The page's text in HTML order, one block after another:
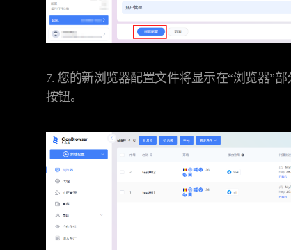
7. 您的新浏览器配置文件将显示在“浏览器”
按钮。